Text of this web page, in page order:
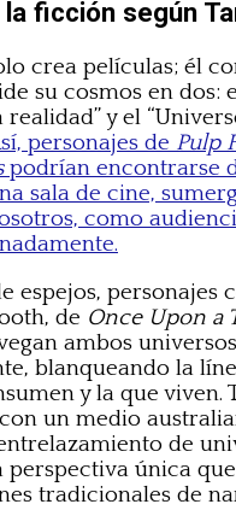
la ficción según
crea películas; él
su cosmos en dos:
y el
personajes de Pulp
podrían encontrarse
sala de cine,
como
espejos, personajes
de Once Upon a
ambos universos
blanqueando la
y la que viven.
un medio
de
única
tradicionales de